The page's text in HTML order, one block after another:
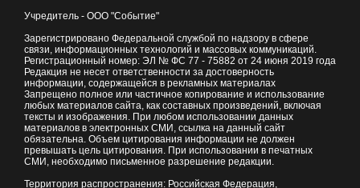
Учредитель - ООО "Событие"
Зарегистрировано Федеральной службой по надзору в сфере
связи, информационных технологий и массовых коммуникаций.
Регистрационный номер: ЭЛ № ФС 77 - 75882 от 24 июня 2019 года
Редакция не несет ответственности за достоверность
информации, содержащейся в рекламных материалах
Запрещено полное или частичное копирование и использование
любых материалов сайта, как составных произведений, включая
тексты и изображения. При любом использовании данных
материалов в электронных СМИ, ссылка на данный сайт
обязательна. Объем цитирования информации не должен
превышать цель цитирования. При использовании в печатных
СМИ, необходимо письменное разрешение редакции.
Территория распространения: Российская Федерация,